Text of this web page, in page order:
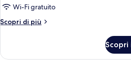
familiare,
camera
Wi-Fi gratuito
Scopri di più
Altri
familiare,